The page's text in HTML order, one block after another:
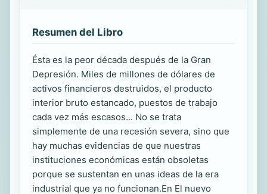
Resumen del Libro
Ésta es la peor década después de la Gran
Depresión. Miles de millones de dólares de
activos financieros destruidos, el producto
interior bruto estancado, puestos de trabajo
cada vez más escasos... No se trata
simplemente de una recesión severa, sino que
hay muchas evidencias de que nuestras
instituciones económicas están obsoletas
porque se sustentan en unas ideas de la era
industrial que ya no funcionan.En El nuevo